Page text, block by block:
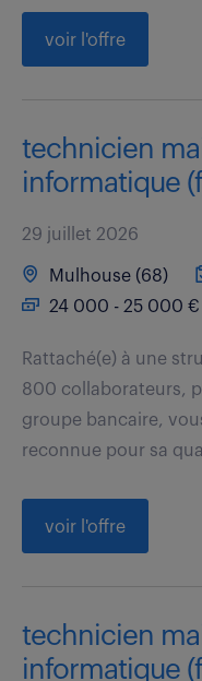
voir l'offre
technicien
informatique
29 juillet 2026
Mulhouse (68)
24 000 - 25 000 €
Rattaché(e) à une
800 collaborateurs,
groupe bancaire,
reconnue pour sa
voir l'offre
technicien
informatique